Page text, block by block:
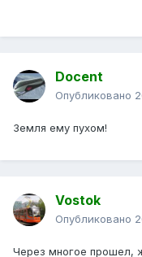
Docent
Опубликовано
Земля ему пухом!
Vostok
Опубликовано
Через многое прошел,